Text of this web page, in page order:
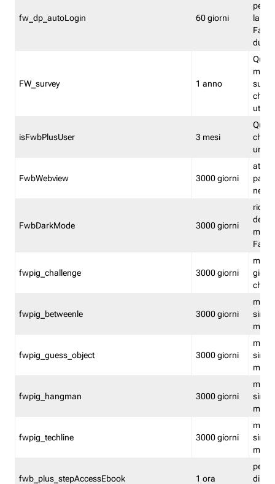
fw_dp_autoLogin 60 giorni
la
FW_survey 1 anno
utenti
isFwbPlusUser 3 mesi
che
una
FwbWebview 3000 giorni
attiva
FwbDarkMode 3000 giorni
fwpig_challenge 3000 giorni
fwpig_betweenle 3000 giorni
fwpig_guess_object 3000 giorni
fwpig_hangman 3000 giorni
fwpig_techline 3000 giorni
fwb_plus_stepAccessEbook 1 ora
di un